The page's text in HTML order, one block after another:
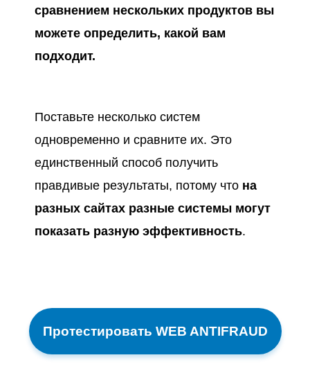
сравнением нескольких продуктов вы
можете определить, какой вам
подходит.
Поставьте несколько систем
одновременно и сравните их. Это
единственный способ получить
правдивые результаты, потому что на
разных сайтах разные системы могут
показать разную эффективность.
Протестировать WEB ANTIFRAUD